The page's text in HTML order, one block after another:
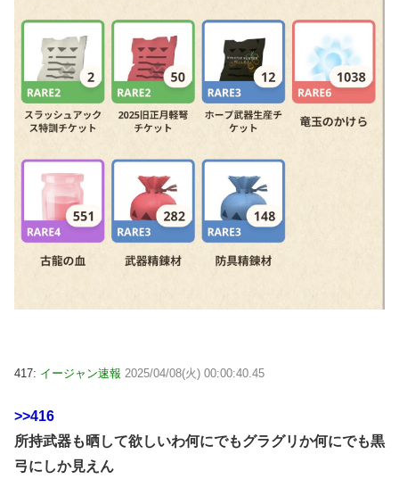
417: イージャン速報 2025/04/08(火) 00:00:40.45
>>416
所持武器も晒して欲しいわ何にでもグラグリか何にでも黒
弓にしか見えん